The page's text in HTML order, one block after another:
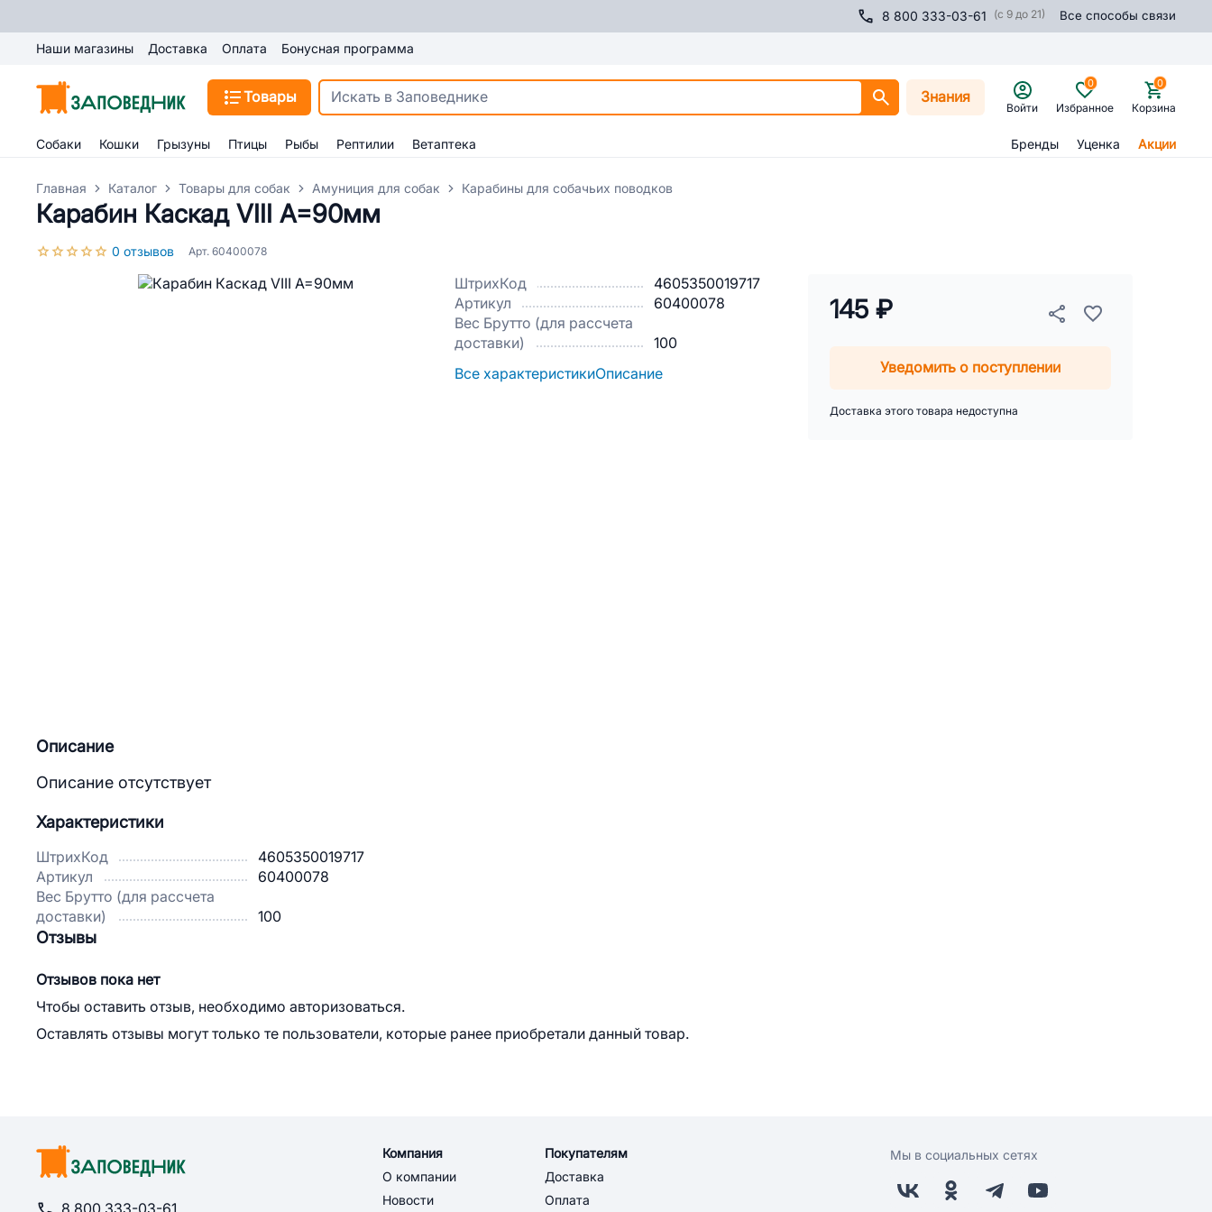
8 800 333-03-61 (с 9 до 21) Все способы связи
Наши магазины Доставка Оплата Бонусная программа
Товары Знания
Войти Избранное
0
Корзина
0
Собаки Кошки Грызуны Птицы Рыбы Рептилии Ветаптека Бренды Уценка Акции
Главная Каталог Товары для собак Амуниция для собак Карабины для собачьих поводков
Карабин Каскад VIII А=90мм
0 отзывов Арт. 60400078
ШтрихКод
4605350019717
Артикул
60400078
Вес Брутто (для рассчета
доставки)
100
Все характеристикиОписание
145 ₽
Уведомить о поступлении
Доставка этого товара недоступна
Описание
Описание отсутствует
Характеристики
ШтрихКод
4605350019717
Артикул
60400078
Вес Брутто (для рассчета
доставки)
100
Отзывы
Отзывов пока нет
Чтобы оставить отзыв, необходимо авторизоваться.
Оставлять отзывы могут только те пользователи, которые ранее приобретали данный товар.
8 800 333-03-61
Компания
О компании
Новости
Покупателям
Доставка
Оплата
Мы в социальных сетях